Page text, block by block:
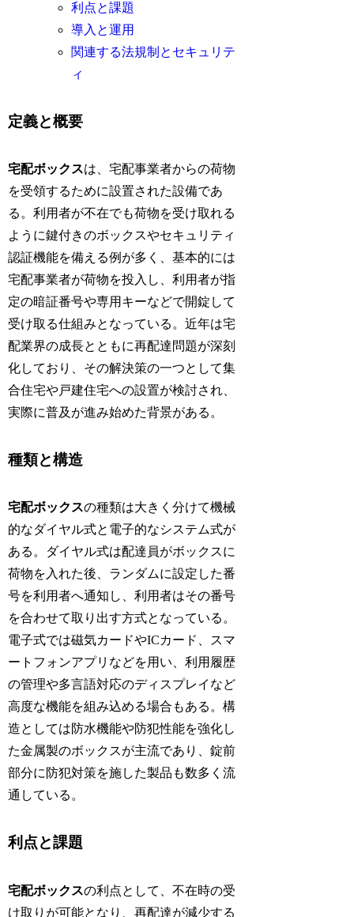
利点と課題
導入と運用
関連する法規制とセキュリテ
ィ
定義と概要
宅配ボックスは、宅配事業者からの荷物
を受領するために設置された設備であ
る。利用者が不在でも荷物を受け取れる
ように鍵付きのボックスやセキュリティ
認証機能を備える例が多く、基本的には
宅配事業者が荷物を投入し、利用者が指
定の暗証番号や専用キーなどで開錠して
受け取る仕組みとなっている。近年は宅
配業界の成長とともに再配達問題が深刻
化しており、その解決策の一つとして集
合住宅や戸建住宅への設置が検討され、
実際に普及が進み始めた背景がある。
種類と構造
宅配ボックスの種類は大きく分けて機械
的なダイヤル式と電子的なシステム式が
ある。ダイヤル式は配達員がボックスに
荷物を入れた後、ランダムに設定した番
号を利用者へ通知し、利用者はその番号
を合わせて取り出す方式となっている。
電子式では磁気カードやICカード、スマ
ートフォンアプリなどを用い、利用履歴
の管理や多言語対応のディスプレイなど
高度な機能を組み込める場合もある。構
造としては防水機能や防犯性能を強化し
た金属製のボックスが主流であり、錠前
部分に防犯対策を施した製品も数多く流
通している。
利点と課題
宅配ボックスの利点として、不在時の受
け取りが可能となり、再配達が減少する